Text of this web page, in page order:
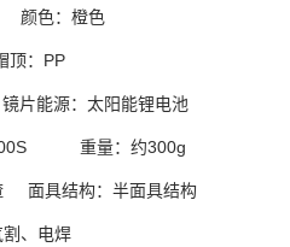
颜色：橙色
：PP
能源：太阳能锂电池
重量：约300g
面具结构：半面具结构
、电焊